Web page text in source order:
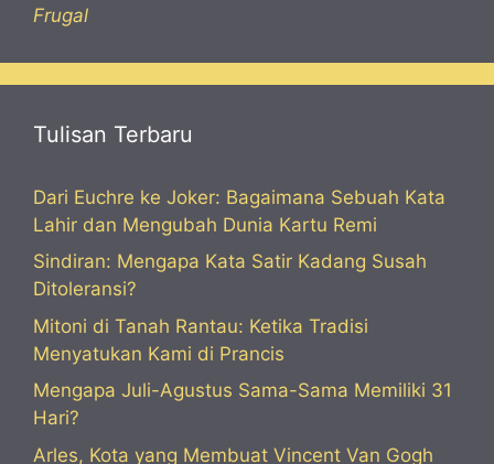
Frugal
Tulisan Terbaru
Dari Euchre ke Joker: Bagaimana Sebuah Kata
Lahir dan Mengubah Dunia Kartu Remi
Sindiran: Mengapa Kata Satir Kadang Susah
Ditoleransi?
Mitoni di Tanah Rantau: Ketika Tradisi
Menyatukan Kami di Prancis
Mengapa Juli-Agustus Sama-Sama Memiliki 31
Hari?
Arles, Kota yang Membuat Vincent Van Gogh